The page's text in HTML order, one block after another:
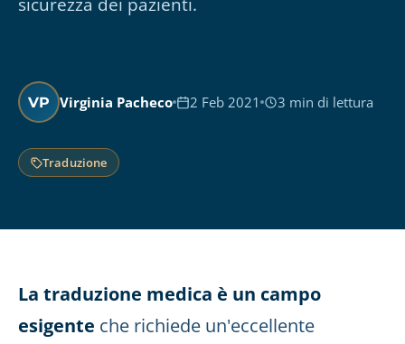
VP Virginia Pacheco 2 Feb 2021 3 min di lettura
Traduzione
La traduzione medica è un campo
esigente che richiede un'eccellente